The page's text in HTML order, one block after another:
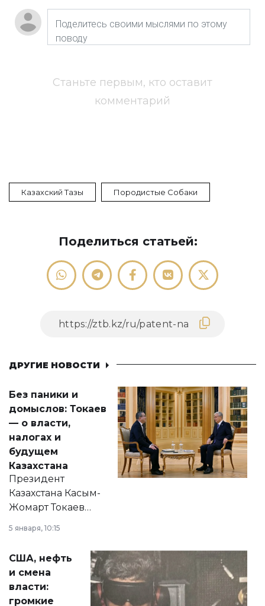
Станьте первым, кто оставит
комментарий
Казахский Тазы Породистые Собаки
Поделиться статьей:
ДРУГИЕ НОВОСТИ
Без паники и
домыслов: Токаев
— о власти,
налогах и
будущем
Казахстана
Президент
Казахстана Касым-
Жомарт Токаев
сразу несколько
актуальных тем —
от слухов о
политических
реформах до
5 января, 10:15
США, нефть
и смена
власти:
громкие